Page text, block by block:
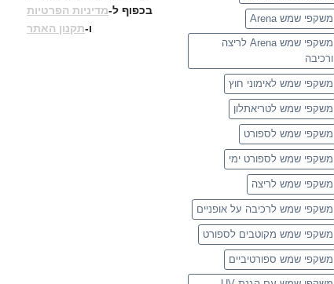
משקפי שמש Arena
משקפי שמש Arena לריצה
ורכיבה
משקפי שמש לאימוני חוץ
משקפי שמש לטריאתלון
משקפי שמש לספורט
משקפי שמש לספורט ימי
משקפי שמש לריצה
משקפי שמש לרכיבה על אופניים
משקפי שמש מקוטבים לספורט
משקפי שמש ספורטיביים
בכפוף ל-מדיניות הפרטיות
ו-תקנון האתר